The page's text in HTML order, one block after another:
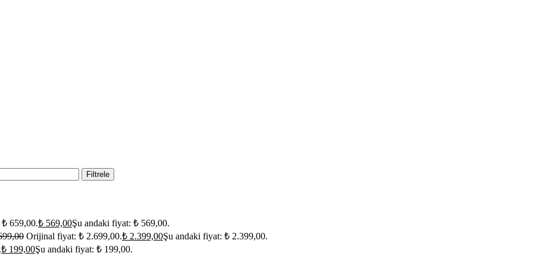
Filtrele
659,00.₺ 569,00Şu andaki fiyat: ₺ 569,00.
Orijinal fiyat: ₺ 2.699,00.₺ 2.399,00Şu andaki fiyat: ₺ 2.399,00.
₺ 199,00Şu andaki fiyat: ₺ 199,00.